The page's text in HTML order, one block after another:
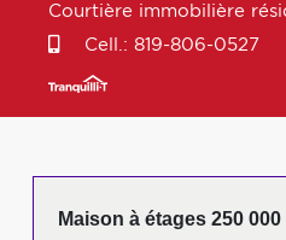
Courtière immobilière
Cell.: 819-806-0527
Maison à étages 250 000